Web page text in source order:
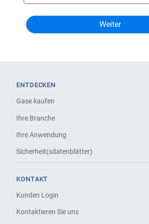
ENTDECKEN
Gase kaufen
Ihre Branche
Ihre Anwendung
Sicherheit(sdatenblätter)
KONTAKT
Kunden Login
Kontaktieren Sie uns